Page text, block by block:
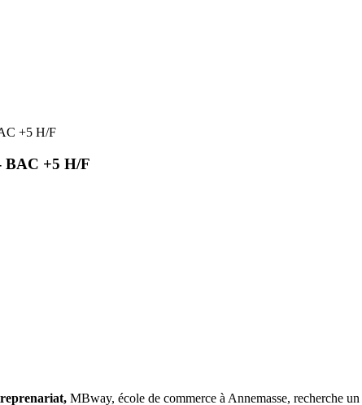
+5 H/F
BAC +5 H/F
MBway, école de commerce à Annemasse, recherche un